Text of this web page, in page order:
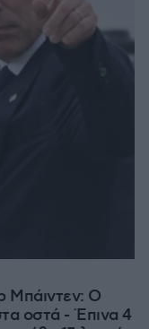
Μπάιντεν: Ο
οστά - Έπινα 4